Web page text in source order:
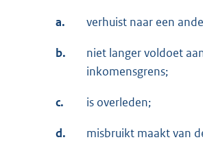
a. verhuist naar een
b.
niet langer voldoet
inkomensgrens;
c. is overleden;
d. misbruikt maakt van